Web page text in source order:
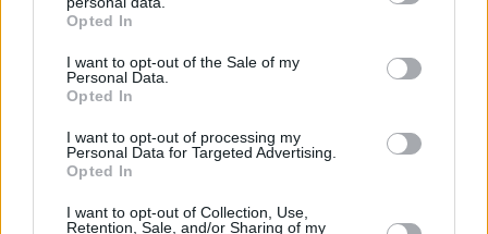
grant or deny consent to Google and its third-party tags to
use your data for below specified purposes in below Google
consent section.
Opted In
I want to opt-out of the Sale of my
Personal Data.
Opted In
I want to opt-out of processing my
Personal Data for Targeted Advertising.
Opted In
I want to opt-out of Collection, Use,
Retention, Sale, and/or Sharing of my